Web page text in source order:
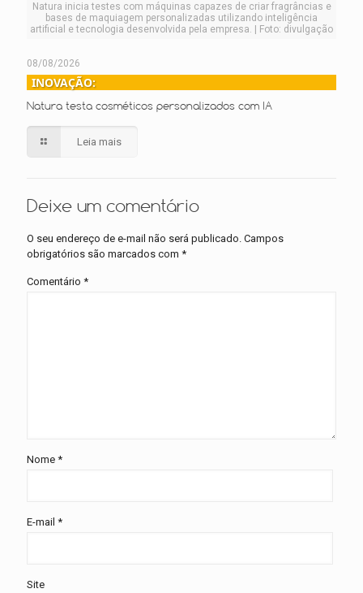
Natura inicia testes com máquinas capazes de criar fragrâncias e
bases de maquiagem personalizadas utilizando inteligência
artificial e tecnologia desenvolvida pela empresa. | Foto: divulgação
08/08/2026
INOVAÇÃO:
Natura testa cosméticos personalizados com IA
Leia mais
Deixe um comentário
O seu endereço de e-mail não será publicado. Campos
obrigatórios são marcados com *
Comentário *
Nome *
E-mail *
Site